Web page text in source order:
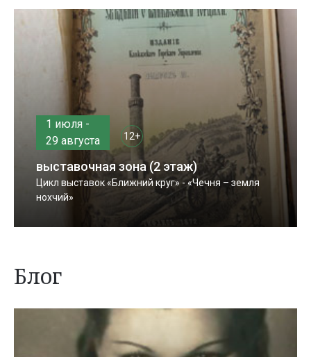
1 июля -
29 августа
12+
выставочная зона (2 этаж)
Цикл выставок «Ближний круг» - «Чечня – земля
нохчий»
Блог